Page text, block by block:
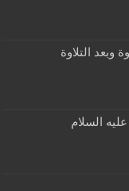
وبعد التلاوة
السلام